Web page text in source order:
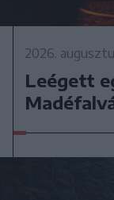
2026.
Leégett